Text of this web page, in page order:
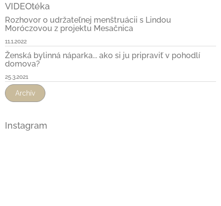
VIDEOtéka
Rozhovor o udržateľnej menštruácii s Lindou
Moróczovou z projektu Mesačnica
11.1.2022
Ženská bylinná náparka... ako si ju pripraviť v pohodlí
domova?
25.3.2021
Archív
Instagram